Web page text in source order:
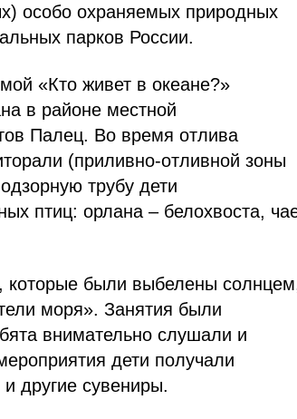
особо охраняемых природных
парков России.
«Кто живет в океане?»
в районе местной
Палец. Во время отлива
(приливно-отливной зоны
трубу дети
птиц: орлана – белохвоста,
которые были выбелены
моря». Занятия были
внимательно слушали и
дети получали
другие сувениры.